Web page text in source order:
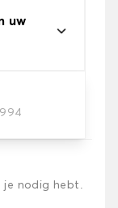
uw
nodig hebt.